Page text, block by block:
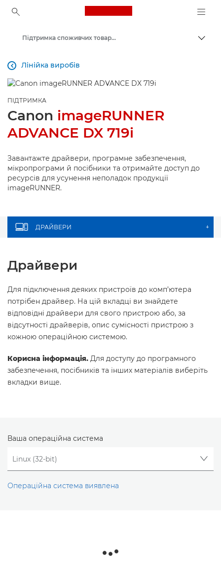
Canon Logo, back to
Підтримка споживчих товарів
Лінійка виробів

ПІДТРИМКА
Canon imageRUNNER
ADVANCE DX 719i
Завантажте драйвери, програмне забезпечення,
мікропрограми й посібники та отримайте доступ до
ресурсів для усунення неполадок продукції
imageRUNNER.
ДРАЙВЕРИ +
Драйвери
Для підключення деяких пристроїв до комп’ютера
потрібен драйвер. На цій вкладці ви знайдете
відповідні драйвери для свого пристрою або, за
відсутності драйверів, опис сумісності пристрою з
кожною операційною системою.
Корисна інформація. Для доступу до програмного
забезпечення, посібників та інших матеріалів виберіть
вкладки вище.
Ваша операційна система
Операційна система виявлена